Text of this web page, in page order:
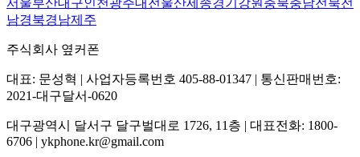
남경북경남제주
주식회사 옆커폰
대표: 문성혁 | 사업자등록번호 405-88-01347 | 통신판매번호:
2021-대구달서-0620
대구광역시 달서구 달구벌대로 1726, 11층 | 대표전화: 1800-
6706 | ykphone.kr@gmail.com